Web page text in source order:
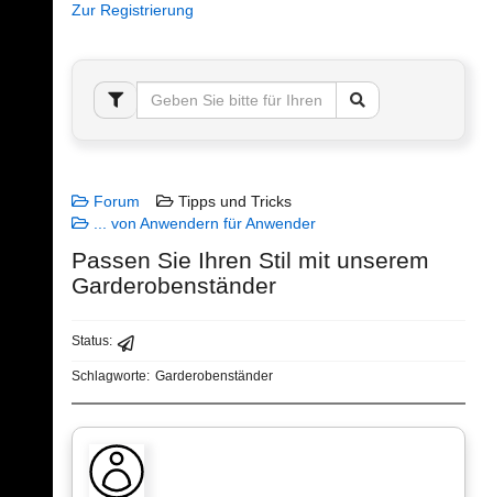
Zur Registrierung
Forum
Tipps und Tricks
... von Anwendern für Anwender
Passen Sie Ihren Stil mit unserem
Garderobenständer
Status:
Schlagworte: Garderobenständer